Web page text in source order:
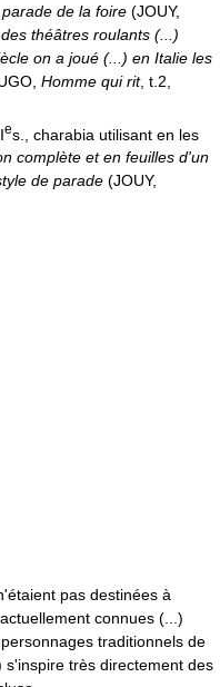
de la foire (JOUY,
théâtres roulants (...)
on a joué (...) en Italie les
Homme qui rit, t.2,
es., charabia utilisant en les
complète et en feuilles d'un
de parade (JOUY,
pas destinées à
actuellement connues (...)
traditionnels de
très directement des